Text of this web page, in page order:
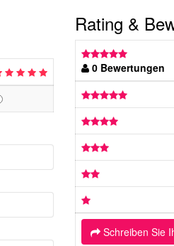
Rating &
0 Bewertungen
Schreiben Sie